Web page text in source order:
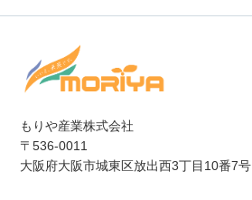
もりや産業株式会社
〒536-0011
大阪府大阪市城東区放出西3丁目10番7号